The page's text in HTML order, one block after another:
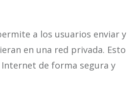
a los usuarios enviar y
en una red privada. Esto
Internet de forma segura y